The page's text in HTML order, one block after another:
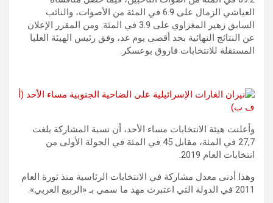
العياشي الزمال على 6.9 في المئة من الأصوات، والنائب
السابق زهير المغزاوي على 3.9 في المئة. ومن المقرر الإعلان
عن النتائج النهائية بحد أقصى يوم غد، وفق رئيس الهيئة العليا
المستقلة للانتخابات فاروق بوعسكر.
وأعلنت هيئة الانتخابات مساء الأحد، أن نسبة المشاركة بلغت
27,7 في المئة، مقابل 45 في المئة في الجولة الأولى من
انتخابات العام 2019.
وهذا أدنى معدل مشاركة في الانتخابات الرئاسية منذ ثورة العام
2011 في الدولة التي اعتبرت مهد ما سمي بـ «الربيع العربي».